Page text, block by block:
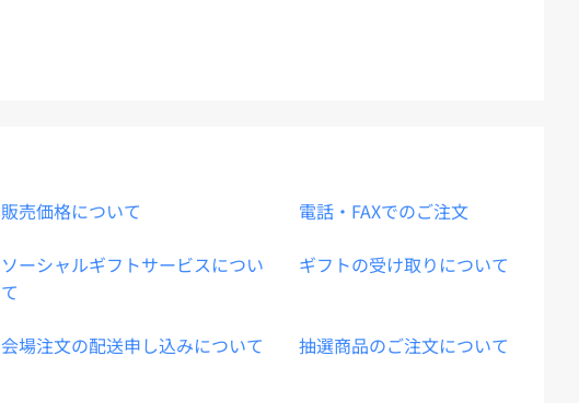
販売価格について 電話・FAXでのご注文
ソーシャルギフトサービスについ
て
ギフトの受け取りについて
会場注文の配送申し込みについて 抽選商品のご注文について